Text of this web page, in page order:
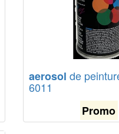
aerosol de
6011
Promo